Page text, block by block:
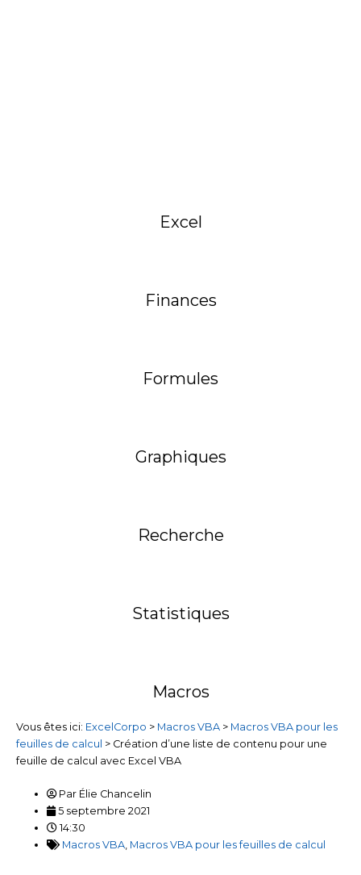
Excel
Finances
Formules
Graphiques
Recherche
Statistiques
Macros
Vous êtes ici: ExcelCorpo > Macros VBA > Macros VBA pour les
feuilles de calcul > Création d’une liste de contenu pour une
feuille de calcul avec Excel VBA
Par Élie Chancelin
5 septembre 2021
14:30
Macros VBA, Macros VBA pour les feuilles de calcul